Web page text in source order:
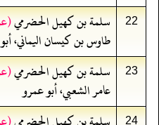
22 سلمة بن كهيل الحضرمي
طاوس بن كيسان اليماني،
23 سلمة بن كهيل الحضرمي
عامر الشعبي، أبو عمرو
24